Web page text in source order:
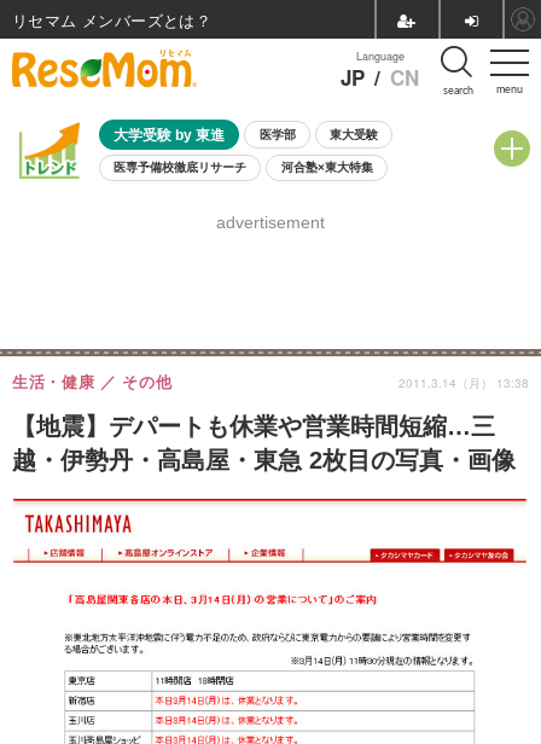
menu
Language
JP / CN search
大学受験 by 東進 医学部 東大受験
医専予備校徹底リサーチ 河合塾×東大特集
8月開催学校説明会・相談会
advertisement
【地震】デパートも休業や営業時間短縮…三
越・伊勢丹・高島屋・東急 2枚目の写真・画像
生活・健康 その他 2011.3.14（月） 13:38
リセマム メンバーズ